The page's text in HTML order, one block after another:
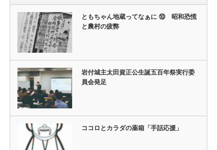
ともちゃん地蔵ってなぁに ⑩ 昭和恐慌
と農村の疲弊
岩付城主太田資正公生誕五百年祭実行委
員会発足
ココロとカラダの薬箱「手話応援」